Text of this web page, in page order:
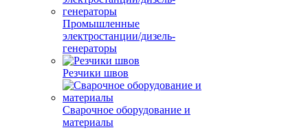
Промышленные
электростанции/дизель-
генераторы
Резчики швов
Сварочное оборудование и
материалы